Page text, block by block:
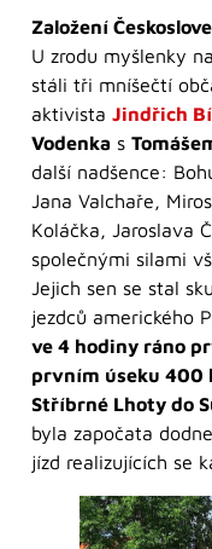
Založení
U zrodu myšlenky
stáli tři mníšečtí
aktivista Jindřich
Vodenka s
další nadšence:
Jana Valchaře,
Koláčka, Jaroslava
společnými silami
Jejich sen se stal
jezdců amerického
ve 4 hodiny ráno
prvním úseku 400
Stříbrné Lhoty do
byla započata
jízd realizujících se